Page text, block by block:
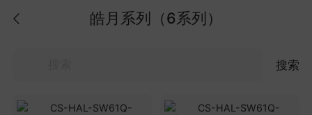
皓月系列（6系列）
搜索
CS-HAL-SW61Q-
CS-HAL-SW61Q-